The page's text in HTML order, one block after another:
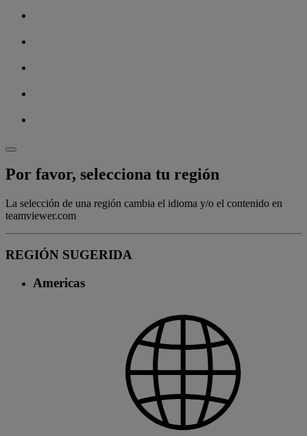
Por favor, selecciona tu región
La selección de una región cambia el idioma y/o el contenido en
teamviewer.com
REGIÓN SUGERIDA
Americas